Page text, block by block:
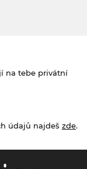
na tebe privátní
údajů najdeš zde.